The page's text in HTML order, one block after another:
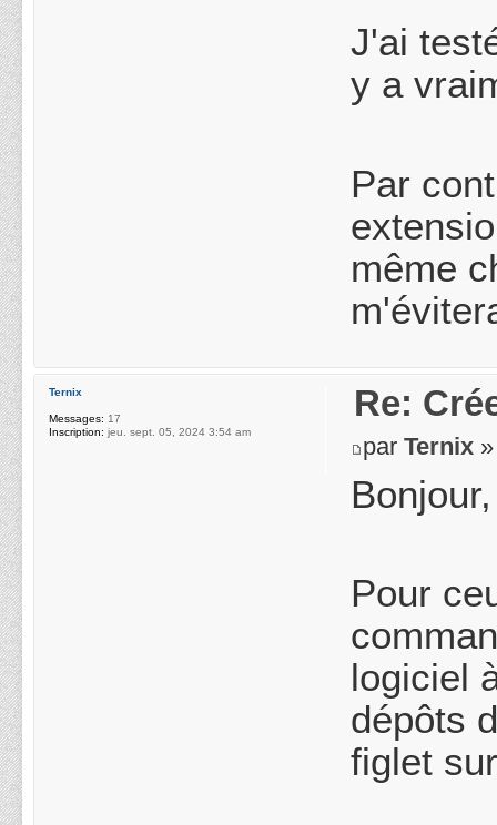
J'ai
y a
Par
même
Re:
parTernix
Bonjour,
Pour
logiciel
dépôts
figlet
Ternix
Messages: 17
Inscription: jeu. sept. 05, 2024 3:54 am